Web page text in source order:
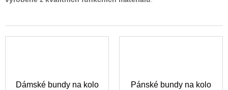
Dámské bundy na kolo Pánské bundy na kolo